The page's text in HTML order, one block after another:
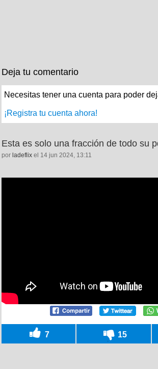
Deja tu comentario
Necesitas tener una cuenta para poder
¡Registra tu cuenta ahora!
Esta es solo una fracción de todo su
por ladeflix el 14 jun 2024, 13:11
7 15